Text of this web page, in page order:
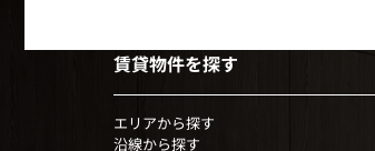
賃貸物件を探す
エリアから探す
沿線から探す